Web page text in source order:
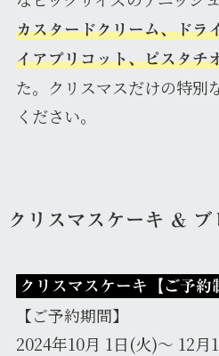
カスタードクリーム、ドラ
イアプリコット、ピスタチ
た。クリスマスだけの特別
ください。
クリスマスケーキ & ブ
クリスマスケーキ【ご予約
【ご予約期間】
2024年10月 1日(火)～ 12月